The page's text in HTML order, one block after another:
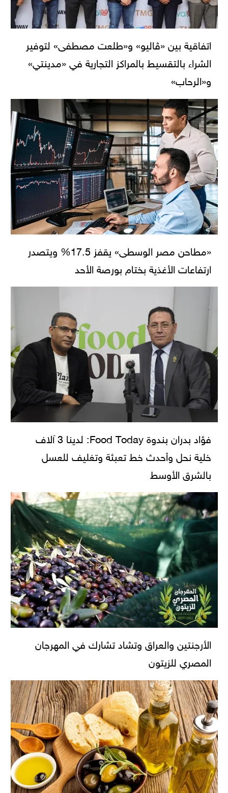
اتفاقية بين «ڤاليو» و«طلعت مصطفى» لتوفير
الشراء بالتقسيط بالمراكز التجارية في «مدينتي»
و«الرحاب»
«مطاحن مصر الوسطى» يقفز 17.5% ويتصدر
ارتفاعات الأغذية بختام بورصة الأحد
فؤاد بدران بندوة Food Today: لدينا 3 آلاف
خلية نحل وأحدث خط تعبئة وتغليف للعسل
بالشرق الأوسط
الأرجنتين والعراق وتشاد تشارك في المهرجان
المصري للزيتون